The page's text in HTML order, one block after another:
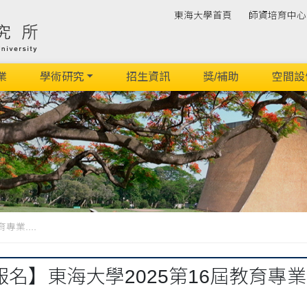
東海大學首頁 師資培育中心
學術研究 招生資訊 獎/補助 空間設
專業....
名】東海大學2025第16屆教育專